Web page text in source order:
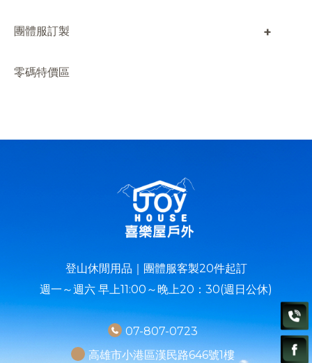
團體服訂製 +
零碼特價區
登山休閒用品｜團體服客製20件起訂
週一～週六 早上11:00～晚上20：30(週日公休)
07-807-0723
高雄市小港區漢民路646號1樓